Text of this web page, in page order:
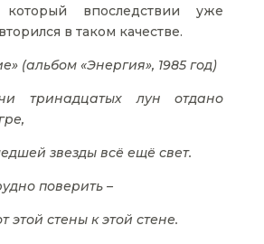
впоследствии уже
в таком качестве.
(альбом «Энергия», 1985 год)
тринадцатых лун отдано
звезды всё ещё свет.
поверить –
этой стены к этой стене.